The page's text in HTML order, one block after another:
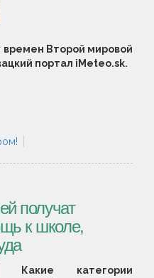
Второй мировой
портал iMeteo.sk.
получат
к школе,
Какие категории